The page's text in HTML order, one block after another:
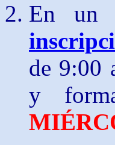
En un
de 9:00
y